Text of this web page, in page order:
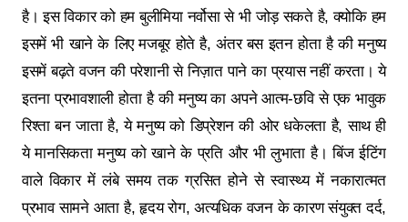
है। इस विकार को हम बुलीमिया नर्वोसा से भी जोड़ सकते है, क्योकि हम
इसमें भी खाने के लिए मजबूर होते है, अंतर बस इतन होता है की मनुष्य
इसमें बढ़ते वजन की परेशानी से निज़ात पाने का प्रयास नहीं करता। ये
इतना प्रभावशाली होता है की मनुष्य का अपने आत्म-छवि से एक भावुक
रिश्ता बन जाता है, ये मनुष्य को डिप्रेशन की ओर धकेलता है, साथ ही
ये मानसिकता मनुष्य को खाने के प्रति और भी लुभाता है। बिंज ईटिंग
वाले विकार में लंबे समय तक ग्रसित होने से स्वास्थ्य में नकारात्मत
प्रभाव सामने आता है, हृदय रोग, अत्यधिक वजन के कारण संयुक्त दर्द,